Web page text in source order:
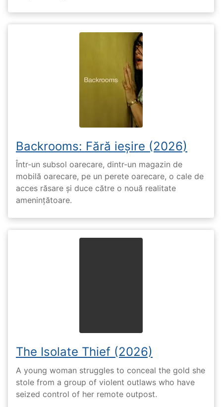
Backrooms: Fără ieșire (2026)
Într-un subsol oarecare, dintr-un magazin de
mobilă oarecare, pe un perete oarecare, o cale de
acces răsare și duce către o nouă realitate
amenințătoare.
The Isolate Thief (2026)
A young woman struggles to conceal the gold she
stole from a group of violent outlaws who have
seized control of her remote outpost.